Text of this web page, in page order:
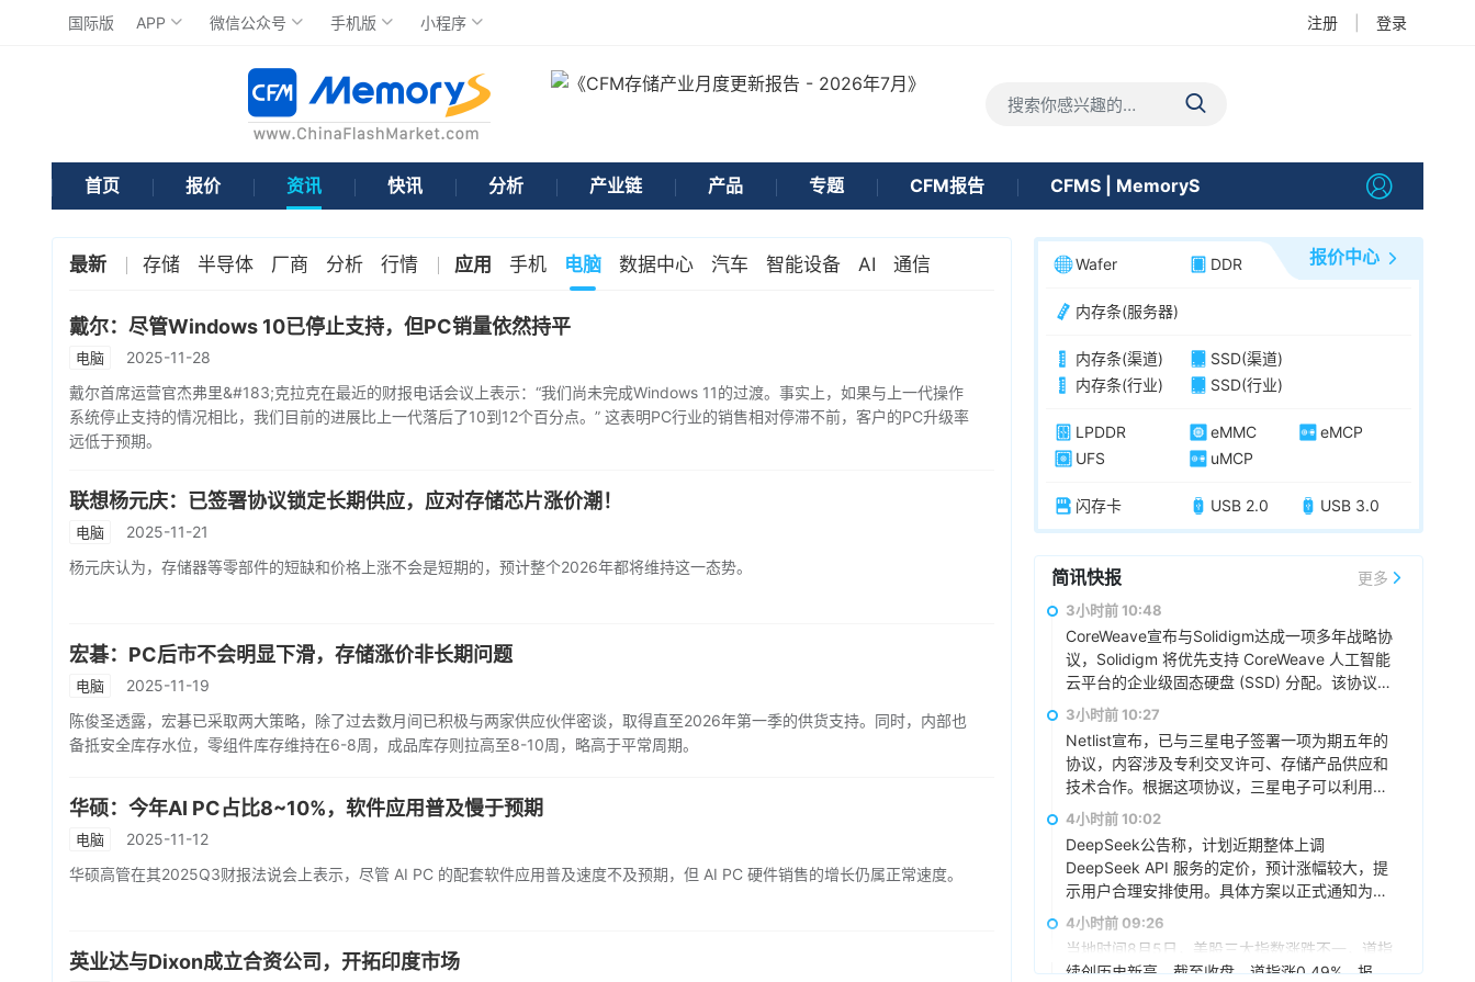
国际版 APP 微信公众号 手机版 小程序 注册 登录
首页 报价 资讯 快讯 分析 产业链 产品 专题 CFM报告 CFMS | MemoryS
最新 存储 半导体 厂商 分析 行情 应用 手机 电脑 数据中心 汽车 智能设备 AI 通信
戴尔：尽管Windows 10已停止支持，但PC销量依然持平
电脑
2025-11-28
戴尔首席运营官杰弗里&#183;克拉克在最近的财报电话会议上表示：“我们尚未完成Windows 11的过渡。事实上，如果与上一代操作
系统停止支持的情况相比，我们目前的进展比上一代落后了10到12个百分点。” 这表明PC行业的销售相对停滞不前，客户的PC升级率
远低于预期。
联想杨元庆：已签署协议锁定长期供应，应对存储芯片涨价潮！
电脑
2025-11-21
杨元庆认为，存储器等零部件的短缺和价格上涨不会是短期的，预计整个2026年都将维持这一态势。
宏碁：PC后市不会明显下滑，存储涨价非长期问题
电脑
2025-11-19
陈俊圣透露，宏碁已采取两大策略，除了过去数月间已积极与两家供应伙伴密谈，取得直至2026年第一季的供货支持。同时，内部也
备抵安全库存水位，零组件库存维持在6-8周，成品库存则拉高至8-10周，略高于平常周期。
华硕：今年AI PC占比8~10%，软件应用普及慢于预期
电脑
2025-11-12
华硕高管在其2025Q3财报法说会上表示，尽管 AI PC 的配套软件应用普及速度不及预期，但 AI PC 硬件销售的增长仍属正常速度。
英业达与Dixon成立合资公司，开拓印度市场
报价中心
Wafer DDR
内存条(服务器)
内存条(渠道)
SSD(渠道)
内存条(行业)
SSD(行业)
LPDDR eMMC
eMCP
UFS
uMCP
闪存卡 USB 2.0 USB 3.0
简讯快报 更多
3小时前 10:48
CoreWeave宣布与Solidigm达成一项多年战略协
议，Solidigm 将优先支持 CoreWeave 人工智能
云平台的企业级固态硬盘 (SSD) 分配。该协议扩
展了 CoreWeave 的人工智能集成方案，有助于
确保其平台其他部分的存储容量能够随着客户需
求的增长而扩展。
3小时前 10:27
Netlist宣布，已与三星电子签署一项为期五年的
协议，内容涉及专利交叉许可、存储产品供应和
技术合作。根据这项协议，三星电子可以利用
Netlist的全部专利组合，包括服务器双列直插式
内存模块（DIMM）和高带宽内存（HBM）技
术。两家公司已同意解决所有未决的法律纠纷，
并相互放弃相关索赔和法律责任。三星电子需向
Netlist支付2.39 亿美元预付授权费，以及从今年
第三季度到 2031 年第二季度的 20 个季度（5
年）内，每季度支付最高 3290 万美元的季度许
可费，该费用与三星电子收入挂钩。
4小时前 10:02
DeepSeek公告称，计划近期整体上调
DeepSeek API 服务的定价，预计涨幅较大，提
示用户合理安排使用。具体方案以正式通知为
准。
4小时前 09:26
当地时间8月5日，美股三大指数涨跌不一，道指
续创历史新高。截至收盘，道指涨0.49%，报